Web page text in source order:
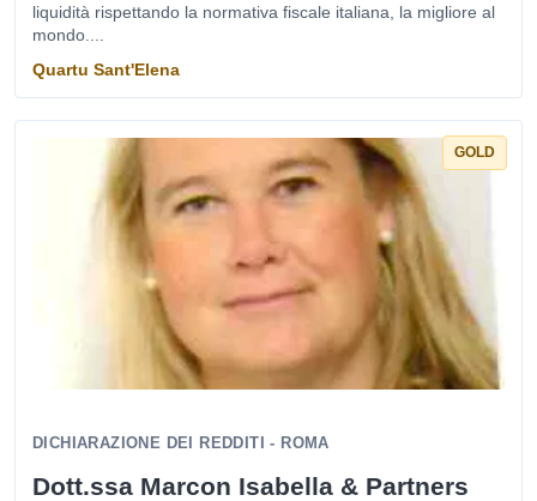
liquidità rispettando la normativa fiscale italiana, la migliore al
mondo....
Quartu Sant'Elena
GOLD
DICHIARAZIONE DEI REDDITI - ROMA
Dott.ssa Marcon Isabella & Partners